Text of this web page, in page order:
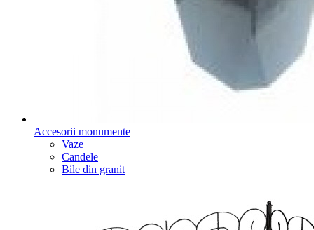
Accesorii monumente
Vaze
Candele
Bile din granit